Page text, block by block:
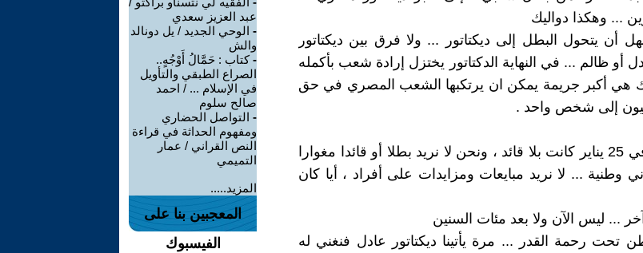
... وهكذا دواليك
أن يتحول البطل إلى ديكتاتور ... ولا فرق بين ديكتاتور
ظالم ... في النهاية الدكتاتور يختزل إرادة شعب بأكمله
أكبر جريمة يمكن ان يرتكبها الشعب المصري في حق
ثورة الشباب والشعب في 25 يناير كانت بلا قائد ، ونحن لا نريد بطلا أو قائدا مغوارا
وطنية ... لا نريد مبايعات ومزايدات على أفراد ، أيا كان
آخر ... ليس الآن ولا بعد مئات السنين
تحت رحمة القدر ... مرة يأتينا ديكتاتور عادل فنغني له
عبد العزيز سعدي
- الوحي الجديد / يل دونالد
والش
-كتاب : حَمَّالُ أَوْجُهٍ..
الصراع الطبقي والتأويل
في الإسلام ... / احمد
صالح سلوم
- التواصل الحضاري
ومفهوم الحداثة في قراءة
النص القراني / عمار
التميمي
المزيد.....
المعجبين بنا على
الفيسبوك